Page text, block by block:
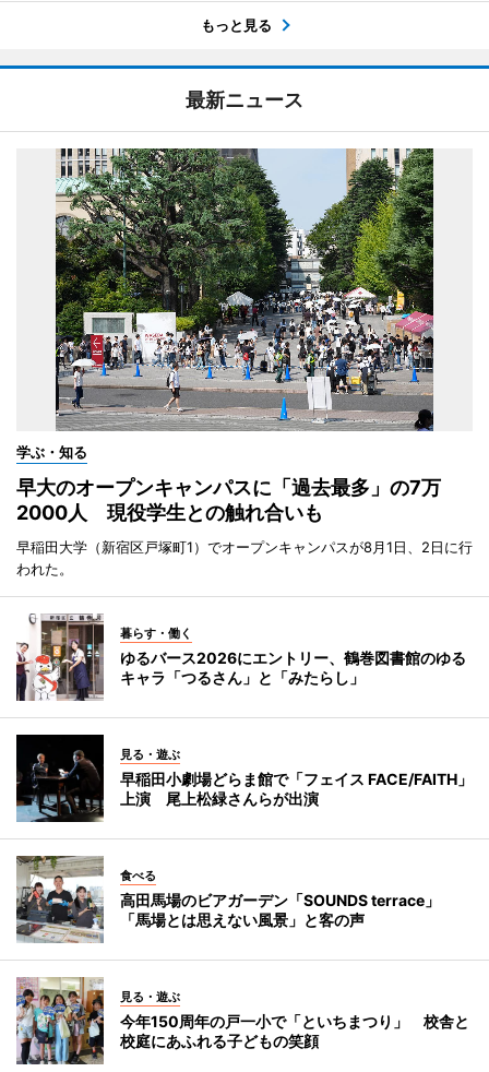
もっと見る
最新ニュース
学ぶ・知る
早大のオープンキャンパスに「過去最多」の7万
2000人 現役学生との触れ合いも
早稲田大学（新宿区戸塚町1）でオープンキャンパスが8月1日、2日に行
われた。
暮らす・働く
ゆるバース2026にエントリー、鶴巻図書館のゆる
キャラ「つるさん」と「みたらし」
見る・遊ぶ
早稲田小劇場どらま館で「フェイス FACE/FAITH」
上演 尾上松緑さんらが出演
食べる
高田馬場のビアガーデン「SOUNDS terrace」
「馬場とは思えない風景」と客の声
見る・遊ぶ
今年150周年の戸一小で「といちまつり」 校舎と
校庭にあふれる子どもの笑顔